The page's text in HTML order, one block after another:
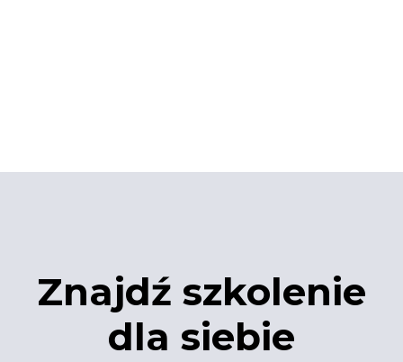
Znajdź szkolenie
dla siebie